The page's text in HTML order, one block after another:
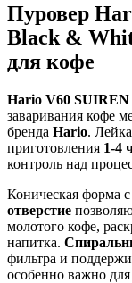
Suiren
02
Dripper
Black
White
воронка
воронка
лейка
для
Пуровер
Black &
для кофе
Hario V60
заваривания кофе
бренда Hario.
приготовления 1-4
контроль над
Коническая форма
отверстие
молотого кофе,
напитка.
фильтра и
особенно важно